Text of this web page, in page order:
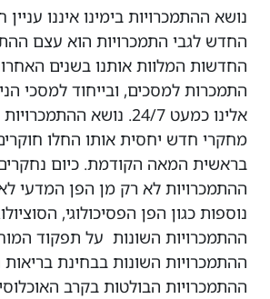
נושא ההתמכרויות בימינו איננו
החדש לגבי התמכרויות הוא עצם
החדשות המלוות אותנו בשנים
התמכרות למסכים, ובייחוד למסכי
אלינו כמעט 24/7. נושא
מחקרי חדש יחסית אותו החלו
בראשית המאה הקודמת. כיום
ההתמכרויות לא רק מן הפן המדעי לא
נוספות כגון הפן הפסיכולוגי,
ההתמכרויות השונות על תפקוד
ההתמכרויות השונות בבחינת
ההתמכרויות הבולטות בקרב